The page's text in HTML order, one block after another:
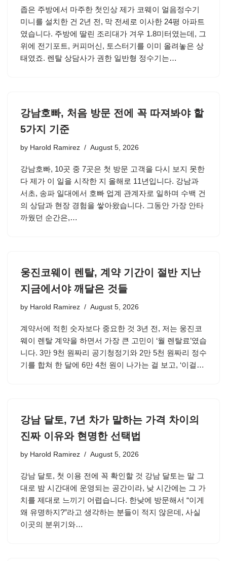
좁은 주방에서 마주한 첫인상 제가 코웨이 얼음정수기
미니를 설치한 건 2년 전, 막 전세로 이사한 24평 아파트
였습니다. 주방에 딸린 조리대가 겨우 1.8미터였는데, 그
위에 전기포트, 커피머신, 토스터기를 이미 올려놓은 상
태였죠. 렌탈 상담사가 권한 일반형 정수기는…
강남호빠, 처음 방문 전에 꼭 따져봐야 할
5가지 기준
by Harold Ramirez August 5, 2026
강남호빠, 10곳 중 7곳은 첫 방문 고객을 다시 보지 못한
다 제가 이 일을 시작한 지 올해로 11년입니다. 강남과
서초, 송파 일대에서 호빠 업계 관계자로 일하며 수백 건
의 상담과 현장 경험을 쌓아왔습니다. 그동안 가장 안타
까웠던 순간은,…
웅진코웨이 렌탈, 계약 기간이 절반 지난
지금에서야 깨달은 것들
by Harold Ramirez August 5, 2026
계약서에 적힌 숫자보다 중요한 것 3년 전, 저는 웅진코
웨이 렌탈 계약을 하면서 가장 큰 고민이 ‘월 렌탈료’였습
니다. 3만 9천 원짜리 공기청정기와 2만 5천 원짜리 정수
기를 합쳐 한 달에 6만 4천 원이 나가는 걸 보고, ‘이걸…
강남 달토, 7년 차가 말하는 가격 차이의
진짜 이유와 현명한 선택법
by Harold Ramirez August 5, 2026
강남 달토, 첫 이용 전에 꼭 확인할 것 강남 달토는 말 그
대로 밤 시간대에 운영되는 공간이라, 낮 시간에는 그 가
치를 제대로 느끼기 어렵습니다. 한낮에 방문해서 “이게
왜 유명하지?”라고 생각하는 분들이 적지 않은데, 사실
이곳의 분위기와…